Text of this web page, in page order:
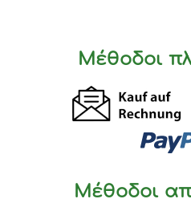
Μέθοδοι
Μέθοδοι